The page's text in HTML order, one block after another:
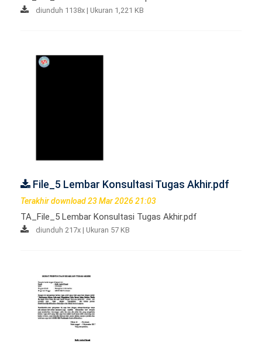
diunduh 1138x | Ukuran 1,221 KB
File_5 Lembar Konsultasi Tugas Akhir.pdf
Terakhir download 23 Mar 2026 21:03
TA_File_5 Lembar Konsultasi Tugas Akhir.pdf
diunduh 217x | Ukuran 57 KB